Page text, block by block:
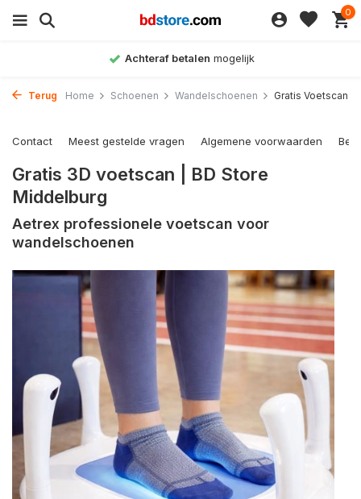
0
Achteraf betalen mogelijk
Terug Home Schoenen Wandelschoenen Gratis Voetscan
Contact Meest gestelde vragen Algemene voorwaarden
Gratis 3D voetscan | BD Store
Middelburg
Aetrex professionele voetscan voor
wandelschoenen